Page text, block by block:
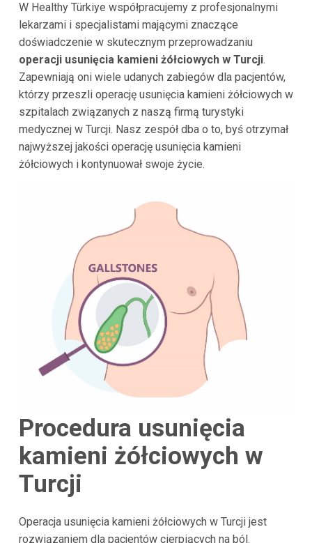
W Healthy Türkiye współpracujemy z profesjonalnymi
lekarzami i specjalistami mającymi znaczące
doświadczenie w skutecznym przeprowadzaniu
operacji usunięcia kamieni żółciowych w Turcji.
Zapewniają oni wiele udanych zabiegów dla pacjentów,
którzy przeszli operację usunięcia kamieni żółciowych w
szpitalach związanych z naszą firmą turystyki
medycznej w Turcji. Nasz zespół dba o to, byś otrzymał
najwyższej jakości operację usunięcia kamieni
żółciowych i kontynuował swoje życie.
Procedura usunięcia
kamieni żółciowych w
Turcji
Operacja usunięcia kamieni żółciowych w Turcji jest
rozwiązaniem dla pacjentów cierpiących na ból.